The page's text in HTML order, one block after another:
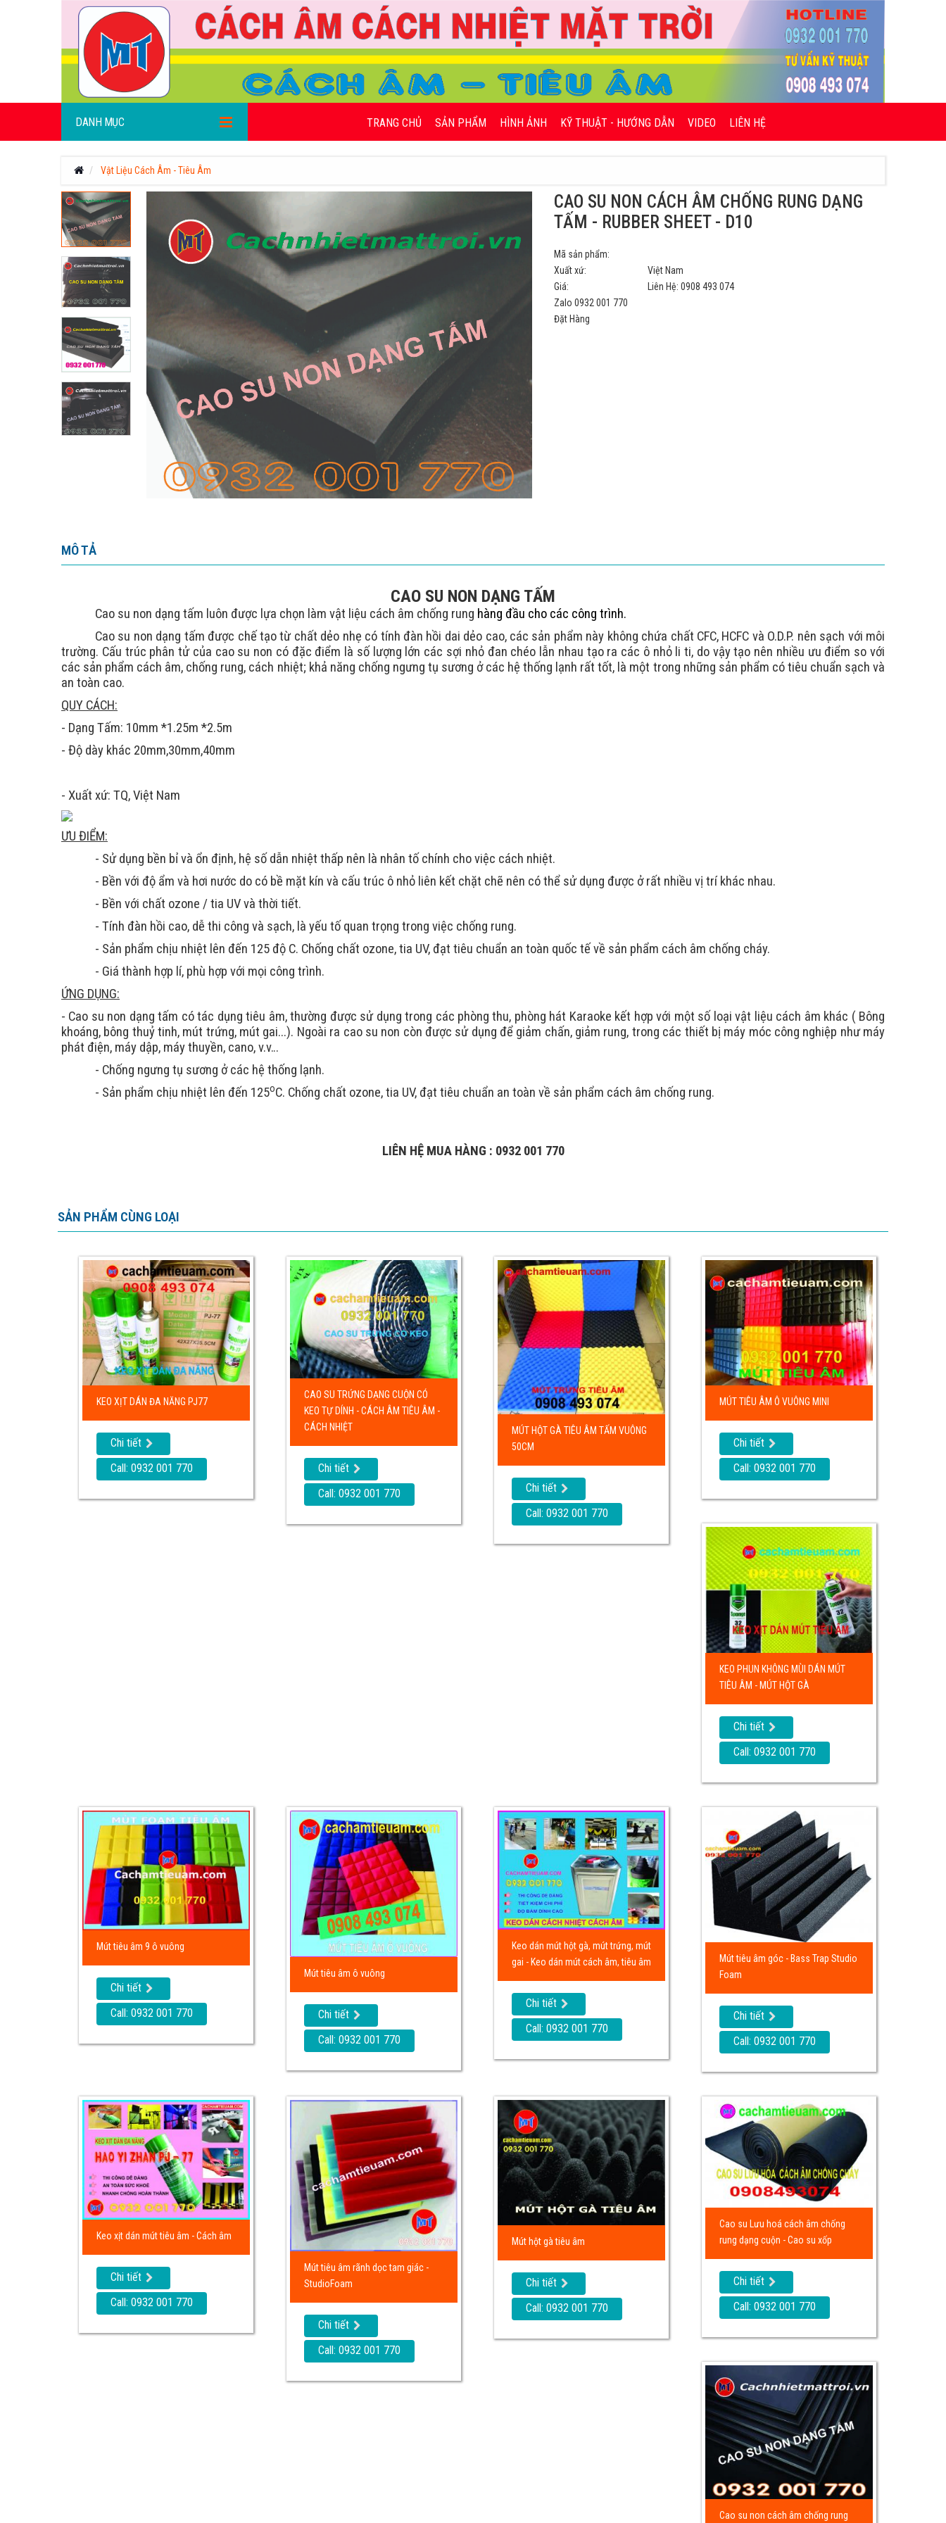
DANH MỤC TRANG CHỦ SẢN PHẨM HÌNH ẢNH KỸ THUẬT - HƯỚNG DẪN VIDEO LIÊN HỆ
Vật Liệu Cách Âm - Tiêu Âm
CAO SU NON CÁCH ÂM CHỐNG RUNG DẠNG
TẤM - RUBBER SHEET - D10
Mã sản phẩm:
Xuất xứ:
Việt Nam
Giá:
Liên Hệ: 0908 493 074
Zalo 0932 001 770
Đặt Hàng
MÔ TẢ
CAO SU NON DẠNG TẤM
Cao su non dạng tấm luôn được lựa chọn làm vật liệu cách âm chống rung hàng đầu cho các công trình.
Cao su non dạng tấm được chế tạo từ chất dẻo nhẹ có tính đàn hồi dai dẻo cao, các sản phẩm này không chứa chất CFC, HCFC và O.D.P. nên sạch với môi
trường. Cấu trúc phân tử của cao su non có đặc điểm là số lượng lớn các sợi nhỏ đan chéo lẫn nhau tạo ra các ô nhỏ li ti, do vậy tạo nên nhiều ưu điểm so với
các sản phẩm cách âm, chống rung, cách nhiệt; khả năng chống ngưng tụ sương ở các hệ thống lạnh rất tốt, là một trong những sản phẩm có tiêu chuẩn sạch và
an toàn cao.
QUY CÁCH:
- Dạng Tấm: 10mm *1.25m *2.5m
- Độ dày khác 20mm,30mm,40mm
- Xuất xứ: TQ, Việt Nam
ƯU ĐIỂM:
- Sử dụng bền bỉ và ổn định, hệ số dẫn nhiệt thấp nên là nhân tố chính cho việc cách nhiệt.
- Bền với độ ẩm và hơi nước do có bề mặt kín và cấu trúc ô nhỏ liên kết chặt chẽ nên có thể sử dụng được ở rất nhiều vị trí khác nhau.
- Bền với chất ozone / tia UV và thời tiết.
- Tính đàn hồi cao, dễ thi công và sạch, là yếu tố quan trọng trong việc chống rung.
- Sản phẩm chịu nhiệt lên đến 125 độ C. Chống chất ozone, tia UV, đạt tiêu chuẩn an toàn quốc tế về sản phẩm cách âm chống cháy.
- Giá thành hợp lí, phù hợp với mọi công trình.
ỨNG DỤNG:
- Cao su non dạng tấm có tác dụng tiêu âm, thường được sử dụng trong các phòng thu, phòng hát Karaoke kết hợp với một số loại vật liệu cách âm khác ( Bông
khoáng, bông thuỷ tinh, mút trứng, mút gai...). Ngoài ra cao su non còn được sử dụng để giảm chấn, giảm rung, trong các thiết bị máy móc công nghiệp như máy
phát điện, máy dập, máy thuyền, cano, v.v…
- Chống ngưng tụ sương ở các hệ thống lạnh.
- Sản phẩm chịu nhiệt lên đến 125oC. Chống chất ozone, tia UV, đạt tiêu chuẩn an toàn về sản phẩm cách âm chống rung.
LIÊN HỆ MUA HÀNG : 0932 001 770
SẢN PHẨM CÙNG LOẠI
KEO XỊT DÁN ĐA NĂNG PJ77
Chi tiết
Call: 0932 001 770
CAO SU TRỨNG DẠNG CUỘN CÓ
KEO TỰ DÍNH - CÁCH ÂM TIÊU ÂM -
CÁCH NHIỆT
Chi tiết
Call: 0932 001 770
MÚT HỘT GÀ TIÊU ÂM TẤM VUÔNG
50CM
Chi tiết
Call: 0932 001 770
MÚT TIÊU ÂM Ô VUÔNG MINI
Chi tiết
Call: 0932 001 770
KEO PHUN KHÔNG MÙI DÁN MÚT
TIÊU ÂM - MÚT HỘT GÀ
Chi tiết
Call: 0932 001 770
Mút tiêu âm 9 ô vuông
Chi tiết
Call: 0932 001 770
Mút tiêu âm ô vuông
Chi tiết
Call: 0932 001 770
Keo dán mút hột gà, mút trứng, mút
gai - Keo dán mút cách âm, tiêu âm
Chi tiết
Call: 0932 001 770
Mút tiêu âm góc - Bass Trap Studio
Foam
Chi tiết
Call: 0932 001 770
Keo xịt dán mút tiêu âm - Cách âm
Chi tiết
Call: 0932 001 770
Mút tiêu âm rãnh dọc tam giác -
StudioFoam
Chi tiết
Call: 0932 001 770
Mút hột gà tiêu âm
Chi tiết
Call: 0932 001 770
Cao su Lưu hoá cách âm chống
rung dạng cuộn - Cao su xốp
Chi tiết
Call: 0932 001 770
Cao su non cách âm chống rung